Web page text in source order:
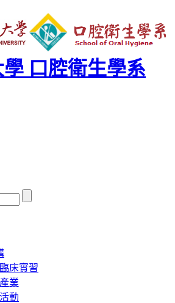
口腔衛生學系
床實習
業
動